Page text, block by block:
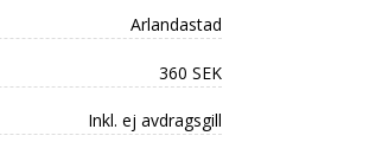
Arlandastad
360 SEK
Inkl. ej avdragsgill